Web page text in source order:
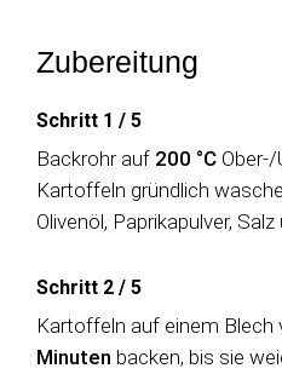
Zubereitung
Schritt 1 / 5
Backrohr auf 200 °C Ober-/
Kartoffeln gründlich
Olivenöl, Paprikapulver,
Schritt 2 / 5
Kartoffeln auf einem Blech
Minuten backen, bis sie